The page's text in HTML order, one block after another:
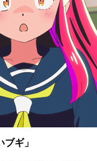
ギ」